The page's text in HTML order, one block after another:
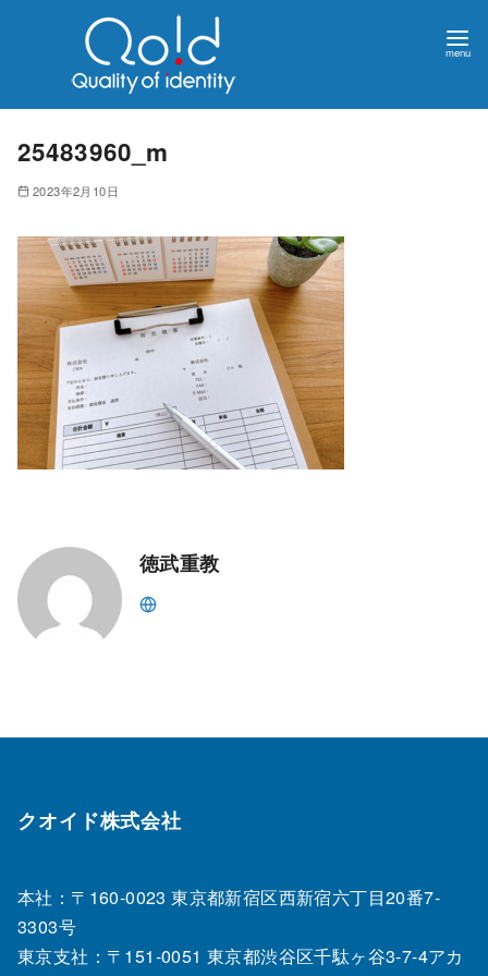
25483960_m
2023年2月10日
徳武重教
クオイド株式会社
本社：〒160-0023 東京都新宿区西新宿六丁目20番7‐
3303号
東京支社：〒151‐0051 東京都渋谷区千駄ヶ谷3-7-4アカ